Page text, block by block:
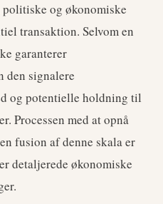
og økonomiske
transaktion. Selvom en
garanterer
den signalere
og potentielle holdning til
Processen med at opnå
fusion af denne skala er
detaljerede økonomiske